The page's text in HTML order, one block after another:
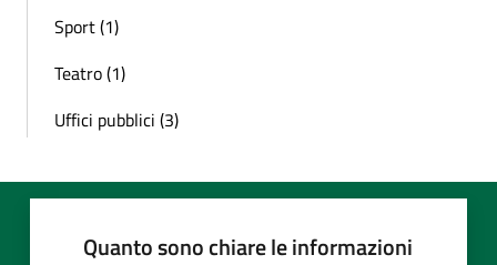
Sport (1)
Teatro (1)
Uffici pubblici (3)
Quanto sono chiare le informazioni